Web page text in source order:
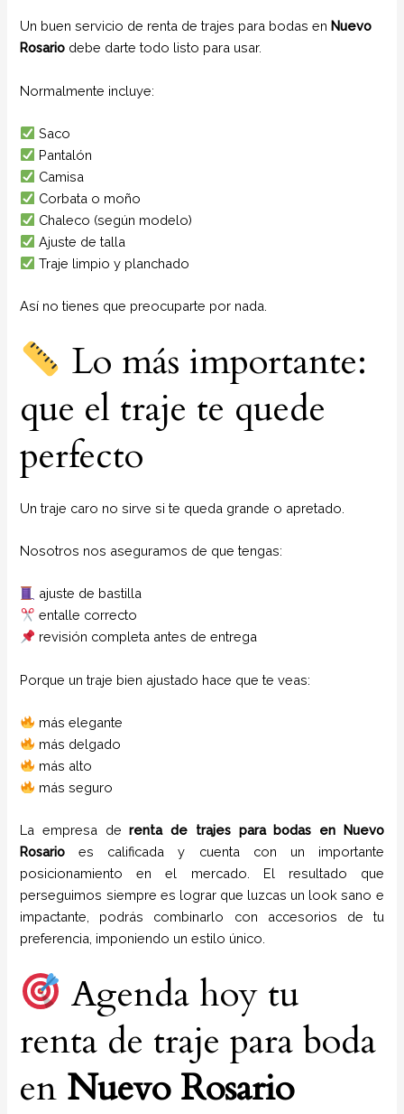
Un buen servicio de renta de trajes para bodas enNuevo
Rosario debe darte todo listo para usar.
Normalmente incluye:
Saco
Pantalón
Camisa
Corbata o moño
Chaleco (según modelo)
Ajuste de talla
Traje limpio y planchado
Así no tienes que preocuparte por nada.
Lo más importante:
que el traje te quede
perfecto
Un traje caro no sirve si te queda grande o apretado.
Nosotros nos aseguramos de que tengas:
ajuste de bastilla
entalle correcto
revisión completa antes de entrega
Porque un traje bien ajustado hace que te veas:
más elegante
más delgado
más alto
más seguro
La empresa derenta de trajes para bodas en Nuevo
Rosario
es calificada y cuenta con un importante
posicionamiento en el mercado. El resultado que
perseguimos siempre es lograr que luzcas un look sano e
impactante, podrás combinarlo con accesorios de tu
preferencia, imponiendo un estilo único.
Agenda hoy tu
renta de traje para boda
en Nuevo Rosario